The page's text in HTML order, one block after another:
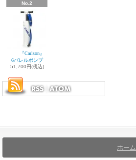
No.2
『Carlson』
6バレルポンプ
51,700円(税込)
ホーム